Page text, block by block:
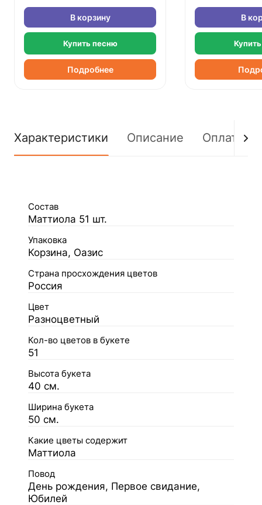
В корзину
Купить песню
Подробнее
В
Характеристики Описание Оплата
Состав
Маттиола 51 шт.
Упаковка
Корзина, Оазис
Страна просхождения цветов
Россия
Цвет
Разноцветный
Кол-во цветов в букете
51
Высота букета
40 см.
Ширина букета
50 см.
Какие цветы содержит
Маттиола
Повод
День рождения, Первое свидание,
Юбилей